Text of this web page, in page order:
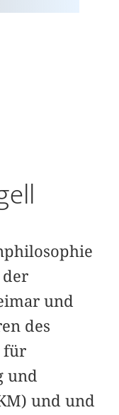
der
und
des
für
und
und und